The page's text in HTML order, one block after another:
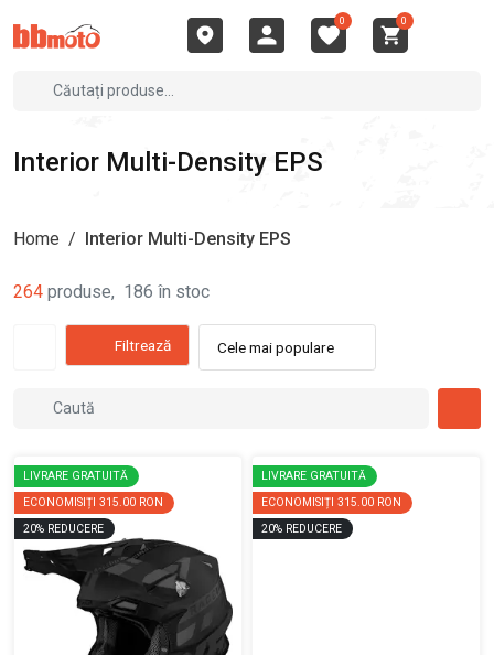
0 0
Interior Multi-Density EPS
Home / Interior Multi-Density EPS
264 produse, 186 în stoc
Filtrează Cele mai populare
LIVRARE GRATUITĂ
ECONOMISIȚI 315.00 RON
20% REDUCERE
LIVRARE GRATUITĂ
ECONOMISIȚI 315.00 RON
20% REDUCERE